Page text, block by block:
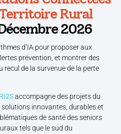
Rural
2026
d’IA pour proposer aux
prévention, et montrer des
de la survenue de la perte
RI2Saccompagne des projets du
innovantes, durables et
de santé des seniors
tels que le sud du